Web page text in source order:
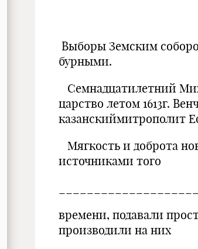
Выборы Земским
бурными.
Семнадцатилетний
царство летом 1613г.
казанскиймитрополит
Мягкость и доброта
источниками того
времени, подавали
производили на них